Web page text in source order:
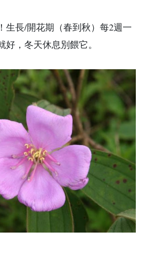
生長/開花期（春到秋）每2週一
，冬天休息別餵它。